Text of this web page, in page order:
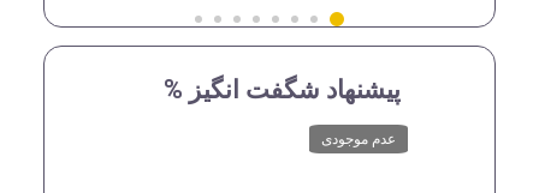
پیشنهاد شگفت انگیز %